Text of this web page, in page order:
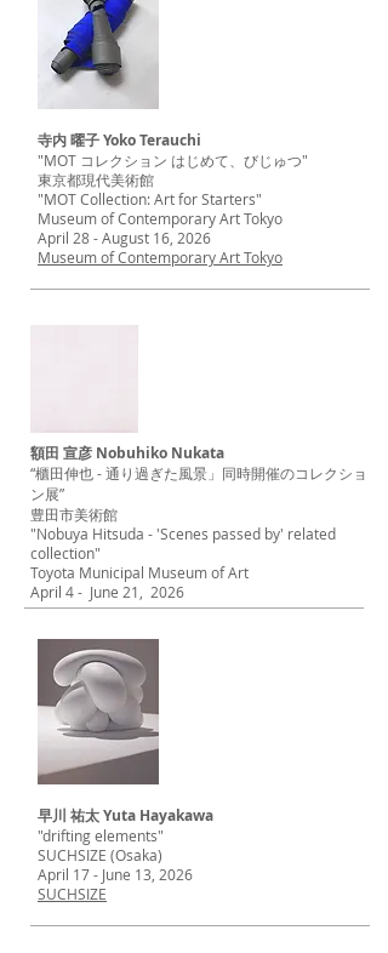
寺内 曜子 Yoko Terauchi
"MOT コレクション はじめて、 びじゅつ"
東京都現代美術館
"MOT Collection: Art for Starters"
Museum of Contemporary Art Tokyo
April 28 - August 16, 2026
Museum of Contemporary Art Tokyo
額田 宣彦 Nobuhiko Nukata
“櫃田伸也 - 通り過ぎた風景」同時開催のコレクショ
ン展”
豊田市美術館
"Nobuya Hitsuda - 'Scenes passed by' related
collection"
Toyota Municipal Museum of Art
April 4 - June 21, 2026
早川 祐太 Yuta Hayakawa
"drifting elements"
SUCHSIZE (Osaka)
April 17 - June 13, 2026
SUCHSIZE